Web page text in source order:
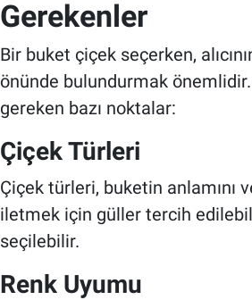
Gerekenler
Bir buket çiçek seçerken,
önünde bulundurmak
gereken bazı noktalar:
Çiçek Türleri
Çiçek türleri, buketin
iletmek için güller tercih
seçilebilir.
Renk Uyumu